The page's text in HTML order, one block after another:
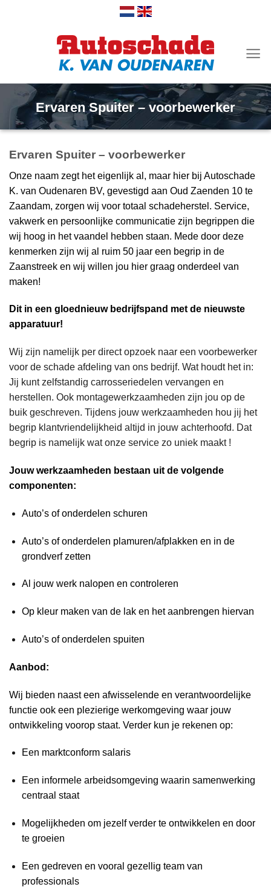
Ervaren Spuiter – voorbewerker
Ervaren Spuiter – voorbewerker
Onze naam zegt het eigenlijk al, maar hier bij Autoschade
K. van Oudenaren BV, gevestigd aan Oud Zaenden 10 te
Zaandam, zorgen wij voor totaal schadeherstel. Service,
vakwerk en persoonlijke communicatie zijn begrippen die
wij hoog in het vaandel hebben staan. Mede door deze
kenmerken zijn wij al ruim 50 jaar een begrip in de
Zaanstreek en wij willen jou hier graag onderdeel van
maken!
Dit in een gloednieuw bedrijfspand met de nieuwste
apparatuur!
Wij zijn namelijk per direct opzoek naar een voorbewerker
voor de schade afdeling van ons bedrijf. Wat houdt het in:
Jij kunt zelfstandig carrosseriedelen vervangen en
herstellen. Ook montagewerkzaamheden zijn jou op de
buik geschreven. Tijdens jouw werkzaamheden hou jij het
begrip klantvriendelijkheid altijd in jouw achterhoofd. Dat
begrip is namelijk wat onze service zo uniek maakt !
Jouw werkzaamheden bestaan uit de volgende
componenten:
Auto’s of onderdelen schuren
Auto’s of onderdelen plamuren/afplakken en in de
grondverf zetten
Al jouw werk nalopen en controleren
Op kleur maken van de lak en het aanbrengen hiervan
Auto’s of onderdelen spuiten
Aanbod:
Wij bieden naast een afwisselende en verantwoordelijke
functie ook een plezierige werkomgeving waar jouw
ontwikkeling voorop staat. Verder kun je rekenen op:
Een marktconform salaris
Een informele arbeidsomgeving waarin samenwerking
centraal staat
Mogelijkheden om jezelf verder te ontwikkelen en door
te groeien
Een gedreven en vooral gezellig team van
professionals